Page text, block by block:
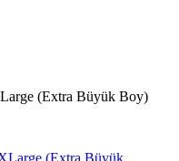
(Extra Büyük Boy)